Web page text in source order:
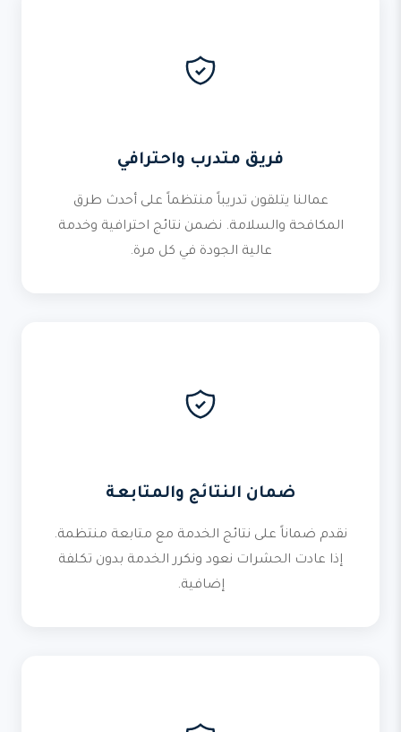
فريق متدرب واحترافي
عمالنا يتلقون تدريباً منتظماً على أحدث طرق
المكافحة والسلامة. نضمن نتائج احترافية وخدمة
عالية الجودة في كل مرة.
ضمان النتائج والمتابعة
نقدم ضماناً على نتائج الخدمة مع متابعة منتظمة.
إذا عادت الحشرات نعود ونكرر الخدمة بدون تكلفة
إضافية.